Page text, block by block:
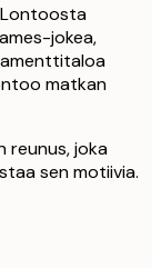
Lontoosta
jokea,
matkan
reunus, joka
sen motiivia.